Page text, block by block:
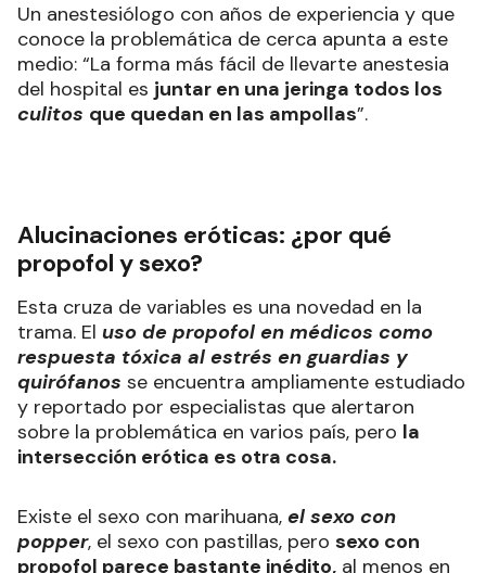
Un anestesiólogo con años de experiencia y que
conoce la problemática de cerca apunta a este
medio: “La forma más fácil de llevarte anestesia
del hospital es juntar en una jeringa todos los
culitos que quedan en las ampollas”.
Alucinaciones eróticas: ¿por qué
propofol y sexo?
Esta cruza de variables es una novedad en la
trama. El uso de propofol en médicos como
respuesta tóxica al estrés en guardias y
quirófanos se encuentra ampliamente estudiado
y reportado por especialistas que alertaron
sobre la problemática en varios país, pero la
intersección erótica es otra cosa.
Existe el sexo con marihuana, el sexo con
popper, el sexo con pastillas, pero sexo con
propofol parece bastante inédito, al menos en